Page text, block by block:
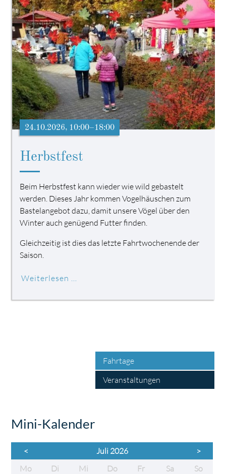
Herbstfest
24.10.2026, 10:00–18:00
Beim Herbstfest kann wieder wie wild gebastelt
werden. Dieses Jahr kommen Vogelhäuschen zum
Bastelangebot dazu, damit unsere Vögel über den
Winter auch genügend Futter finden.
Gleichzeitig ist dies das letzte Fahrtwochenende der
Saison.
Weiterlesen …
Fahrtage
Veranstaltungen
Mini-Kalender
< Juli 2026
>
Montag DienstagMi ttwochDonnerstag
Freitag Samstag Sonntag